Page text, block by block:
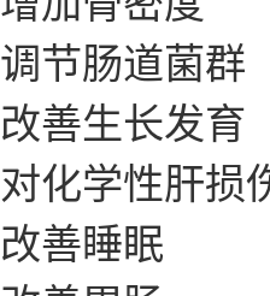
调节肠道菌群
改善生长发育
对化学性肝损
改善睡眠